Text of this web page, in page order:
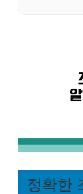
정확한